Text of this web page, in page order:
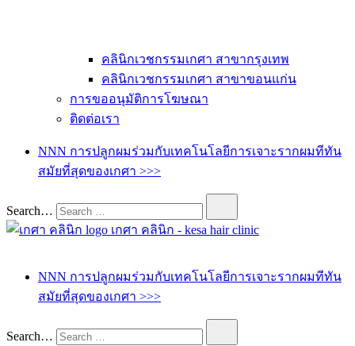
คลินิกเวชกรรมเกศา สาขากรุงเทพ
คลินิกเวชกรรมเกศา สาขาขอนแก่น
การขออนุมัติการโฆษณา
ติดต่อเรา
NNN การปลูกผมร่วมกับเทคโนโลยีการเจาะรากผมทีทัน
สมัยที่สุดของเกศา >>>
Search…
NNN การปลูกผมร่วมกับเทคโนโลยีการเจาะรากผมทีทัน
สมัยที่สุดของเกศา >>>
Search…